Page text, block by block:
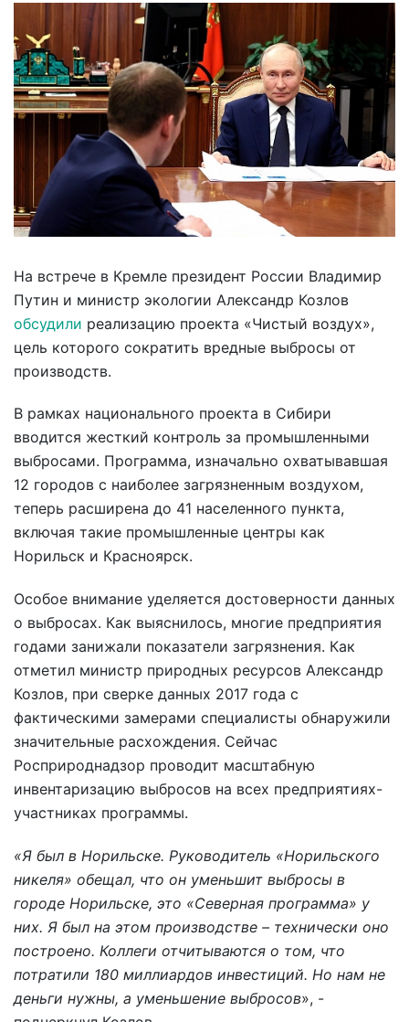
На встрече в Кремле президент России Владимир
Путин и министр экологии Александр Козлов
обсудили реализацию проекта «Чистый воздух»,
цель которого сократить вредные выбросы от
производств.
В рамках национального проекта в Сибири
вводится жесткий контроль за промышленными
выбросами. Программа, изначально охватывавшая
12 городов с наиболее загрязненным воздухом,
теперь расширена до 41 населенного пункта,
включая такие промышленные центры как
Норильск и Красноярск.
Особое внимание уделяется достоверности данных
о выбросах. Как выяснилось, многие предприятия
годами занижали показатели загрязнения. Как
отметил министр природных ресурсов Александр
Козлов, при сверке данных 2017 года с
фактическими замерами специалисты обнаружили
значительные расхождения. Сейчас
Росприроднадзор проводит масштабную
инвентаризацию выбросов на всех предприятиях-
участниках программы.
«Я был в Норильске. Руководитель «Норильского
никеля» обещал, что он уменьшит выбросы в
городе Норильске, это «Северная программа» у
них. Я был на этом производстве – технически оно
построено. Коллеги отчитываются о том, что
потратили 180 миллиардов инвестиций. Но нам не
деньги нужны, а уменьшение выбросов», -